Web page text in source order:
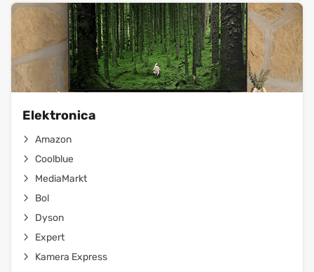
Elektronica
Amazon
Coolblue
MediaMarkt
Bol
Dyson
Expert
Kamera Express